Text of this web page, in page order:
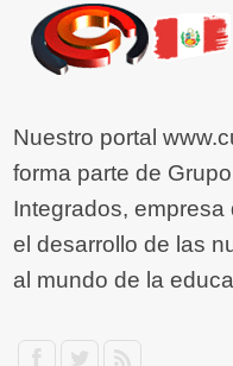
Nuestro portal
forma parte de
Integrados,
el desarrollo de las
al mundo de la